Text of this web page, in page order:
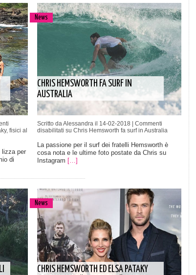
fisici al
lizza per
di
News
CHRIS HEMSWORTH FA SURF IN
AUSTRALIA
Scritto da Alessandra il 14-02-2018 | Commenti
disabilitati su Chris Hemsworth fa surf in Australia
La passione per il surf dei fratelli Hemsworth è
cosa nota e le ultime foto postate da Chris su
Instagram […]
News
CHRIS HEMSWORTH ED ELSA PATAKY